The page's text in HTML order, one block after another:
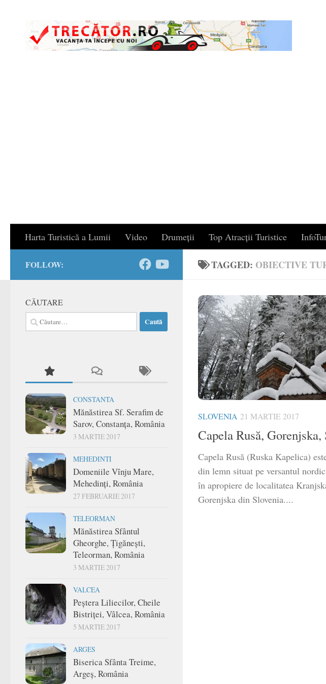
Harta Turistică a Lumii Video Drumeții Top Atracții Turistice
TAGGED:OBIECTIVE
SLOVENIA 21 MARTIE 2017
Capela Rusă, Gorenjska,
Capela Rusă (Ruska Kapelica)
din lemn situat pe versantul
în apropiere de localitatea
Gorenjska din Slovenia....
FOLLOW:
CĂUTARE
Caută
după:
CONSTANTA
Mănăstirea Sf. Serafim de
Sarov, Constanța, România
3 MARTIE 2017
MEHEDINTI
Domeniile Vînju Mare,
Mehedinți, România
27 FEBRUARIE 2017
TELEORMAN
Mănăstirea Sfântul
Gheorghe, Țigănești,
Teleorman, România
3 MARTIE 2017
VALCEA
Peștera Liliecilor, Cheile
Bistriței, Vâlcea, România
5 MARTIE 2017
ARGES
Biserica Sfânta Treime,
Argeș, România